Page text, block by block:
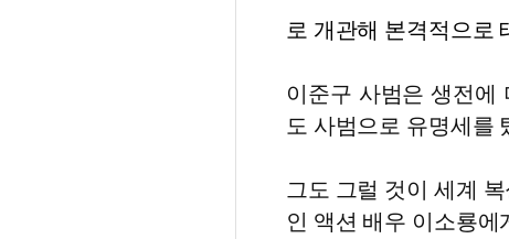
로 개관해 본격적으로
이준구 사범은 생전에
도 사범으로 유명세를
그도 그럴 것이 세계
인 액션 배우 이소룡